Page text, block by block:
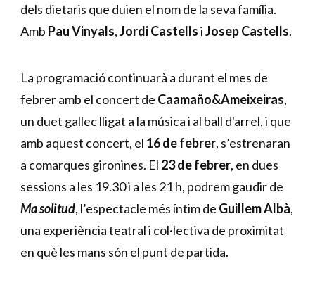
dels dietaris que duien el nom de la seva família.
Amb Pau Vinyals, Jordi Castells i Josep Castells.
La programació continuarà a durant el mes de
febrer amb el concert de Caamaño&Ameixeiras,
un duet gallec lligat a la música i al ball d'arrel, i que
amb aquest concert, el 16 de febrer, s’estrenaran
a comarques gironines. El 23 de febrer, en dues
Ma solitud, l’espectacle més íntim de Guillem Albà,
una experiència teatral i col·lectiva de proximitat
en què les mans són el punt de partida.